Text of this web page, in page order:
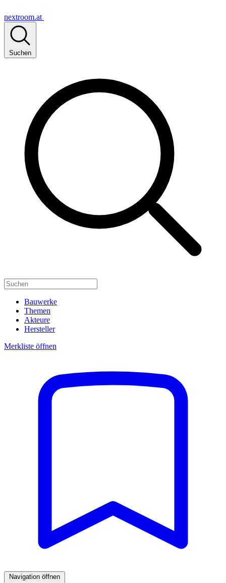
nextroom.at
Suchen
Bauwerke
Themen
Akteure
Hersteller
Merkliste öffnen
Navigation öffnen